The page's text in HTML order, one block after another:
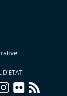
D'ETAT
flickr rss